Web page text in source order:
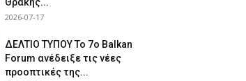
2026-07-17
ΔΕΛΤΙΟ ΤΥΠΟΥ Το 7ο Balkan
Forum ανέδειξε τις νέες
προοπτικές της...